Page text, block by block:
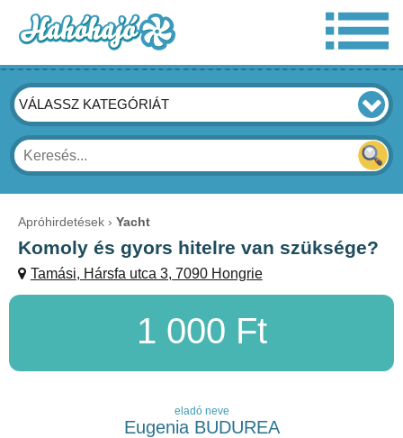
VÁLASSZ KATEGÓRIÁT
Apróhirdetések Yacht
Komoly és gyors hitelre van szüksége?
Tamási, Hársfa utca 3, 7090 Hongrie
1 000 Ft
eladó neve
Eugenia BUDUREA